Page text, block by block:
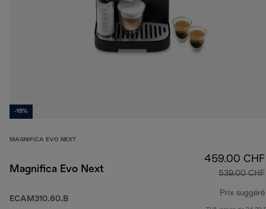
-15%
MAGNIFICA EVO NEXT
Magnifica Evo Next
ECAM310.60.B
459.00 CHF
539.00 CHF
Prix suggéré